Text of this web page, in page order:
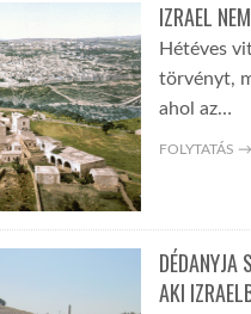
IZRAEL
Hétéves
törvényt,
ahol az…
FOLYTATÁS →
DÉDANYJA
AKI